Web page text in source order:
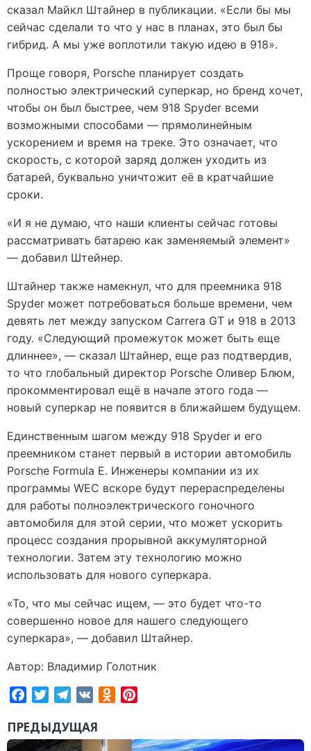
сказал Майкл Штайнер в публикации. «Если бы мы
сейчас сделали то что у нас в планах, это был бы
гибрид. А мы уже воплотили такую идею в 918».
Проще говоря, Porsche планирует создать
полностью электрический суперкар, но бренд хочет,
чтобы он был быстрее, чем 918 Spyder всеми
возможными способами — прямолинейным
ускорением и время на треке. Это означает, что
скорость, с которой заряд должен уходить из
батарей, буквально уничтожит её в кратчайшие
сроки.
«И я не думаю, что наши клиенты сейчас готовы
рассматривать батарею как заменяемый элемент»
— добавил Штейнер.
Штайнер также намекнул, что для преемника 918
Spyder может потребоваться больше времени, чем
девять лет между запуском Carrera GT и 918 в 2013
году. «Следующий промежуток может быть еще
длиннее», — сказал Штайнер, еще раз подтвердив,
то что глобальный директор Porsche Оливер Блюм,
прокомментировал ещё в начале этого года —
новый суперкар не появится в ближайшем будущем.
Единственным шагом между 918 Spyder и его
преемником станет первый в истории автомобиль
Porsche Formula E. Инженеры компании из их
программы WEC вскоре будут перераспределены
для работы полноэлектрического гоночного
автомобиля для этой серии, что может ускорить
процесс создания прорывной аккумуляторной
технологии. Затем эту технологию можно
использовать для нового суперкара.
«То, что мы сейчас ищем, — это будет что-то
совершенно новое для нашего следующего
суперкара», — добавил Штайнер.
Автор: Владимир Голотник
FacebookTwitterTelegram
VK Odnoklassniki
ПРЕДЫДУЩАЯ